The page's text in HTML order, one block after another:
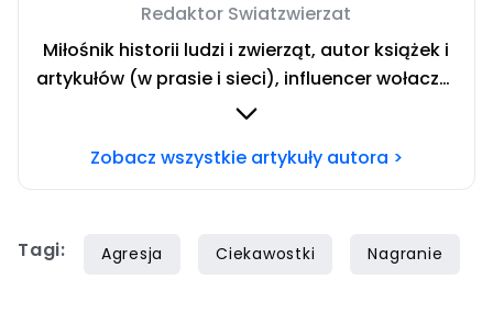
Redaktor Swiatzwierzat
Miłośnik historii ludzi i zwierząt, autor książek i
artykułów (w prasie i sieci), influencer wołacza.
Redaktor swiatzwierzat.pl. Team koty. Chcesz
do mnie wiadomość na mail:
Zobacz wszystkie artykuły autora >
Tagi: Agresja Ciekawostki Nagranie